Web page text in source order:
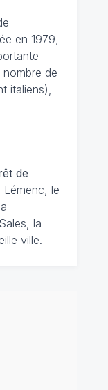
en 1979,
de
italiens),
de
le
la
ville.